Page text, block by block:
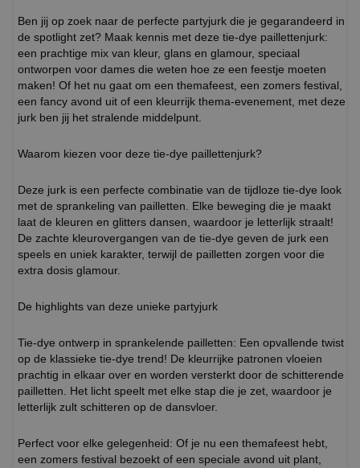
Ben jij op zoek naar de perfecte partyjurk die je gegarandeerd in
de spotlight zet? Maak kennis met deze tie-dye paillettenjurk:
een prachtige mix van kleur, glans en glamour, speciaal
ontworpen voor dames die weten hoe ze een feestje moeten
maken! Of het nu gaat om een themafeest, een zomers festival,
een fancy avond uit of een kleurrijk thema-evenement, met deze
jurk ben jij het stralende middelpunt.
Waarom kiezen voor deze tie-dye paillettenjurk?
Deze jurk is een perfecte combinatie van de tijdloze tie-dye look
met de sprankeling van pailletten. Elke beweging die je maakt
laat de kleuren en glitters dansen, waardoor je letterlijk straalt!
De zachte kleurovergangen van de tie-dye geven de jurk een
speels en uniek karakter, terwijl de pailletten zorgen voor die
extra dosis glamour.
De highlights van deze unieke partyjurk
Tie-dye ontwerp in sprankelende pailletten: Een opvallende twist
op de klassieke tie-dye trend! De kleurrijke patronen vloeien
prachtig in elkaar over en worden versterkt door de schitterende
pailletten. Het licht speelt met elke stap die je zet, waardoor je
letterlijk zult schitteren op de dansvloer.
Perfect voor elke gelegenheid: Of je nu een themafeest hebt,
een zomers festival bezoekt of een speciale avond uit plant,